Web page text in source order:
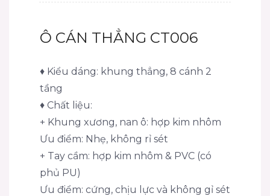
Ô CÁN THẲNG CT006
♦ Kiểu dáng: khung thẳng, 8 cánh 2
tầng
♦ Chất liệu:
+ Khung xương, nan ô: hợp kim nhôm
Ưu điểm: Nhẹ, không rỉ sét
+ Tay cầm: hợp kim nhôm & PVC (có
phủ PU)
Ưu điểm: cứng, chịu lực và không gỉ sét